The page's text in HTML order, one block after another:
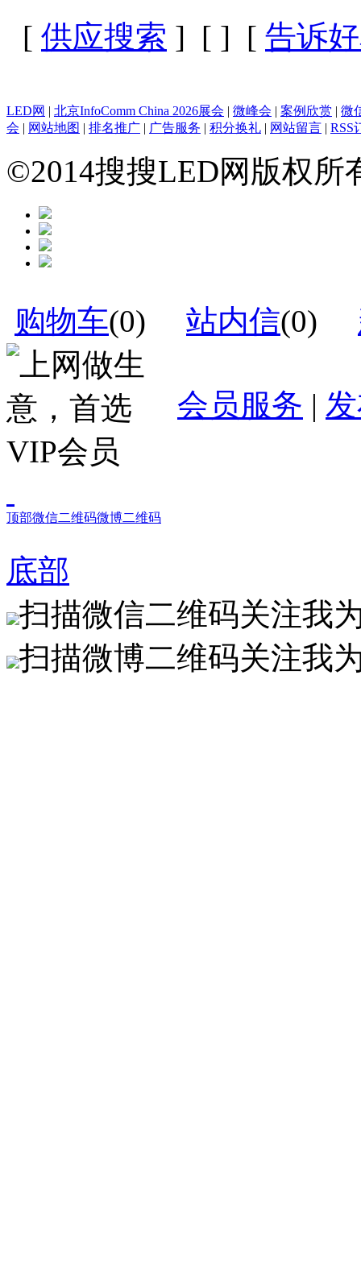
[ 供应搜索 ] [ ] [ 告诉
LED网 北京InfoComm China 2026展会 微峰会 案例欣赏
微
会
网站地图 排名推广 广告服务 积分换礼 网站留言 RSS
©2014搜搜LED网版权
购物车(0) 站内信(0)
会员服务 |
顶部微信二维码微博二维码
底部
扫描微信二维码关注我
扫描微博二维码关注我